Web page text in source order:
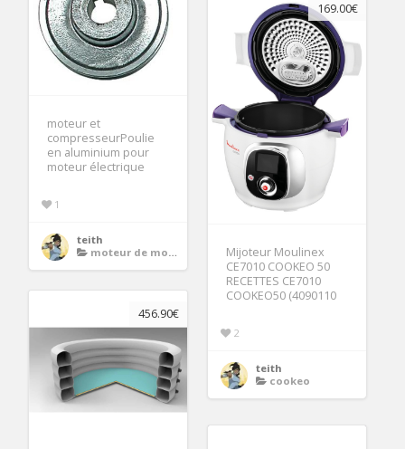
moteur et
compresseurPoulie
en aluminium pour
moteur électrique
1
teith
moteur de motoculteur
169.00€
Mijoteur Moulinex
CE7010 COOKEO 50
RECETTES CE7010
COOKEO50 (4090110
2
teith
cookeo
456.90€